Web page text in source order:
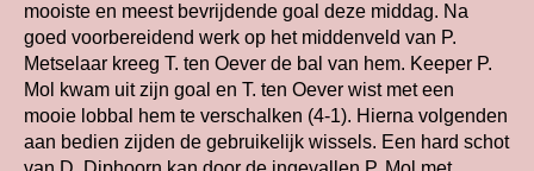
mooiste en meest bevrijdende goal deze middag. Na
goed voorbereidend werk op het middenveld van P.
Metselaar kreeg T. ten Oever de bal van hem. Keeper P.
Mol kwam uit zijn goal en T. ten Oever wist met een
mooie lobbal hem te verschalken (4-1). Hierna volgenden
aan bedien zijden de gebruikelijk wissels. Een hard schot